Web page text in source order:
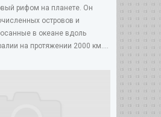
рифом на планете. Он
островов и
в океане вдоль
на протяжении 2000 км....